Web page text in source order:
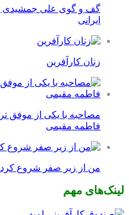
گف و گوی علی جمشیدی
ایرانی
زنان کارآفرین
مصاحبه با یکی از موفق
فاطمه مقیمی
من از زیر صفر شروع
لینک‌های مهم